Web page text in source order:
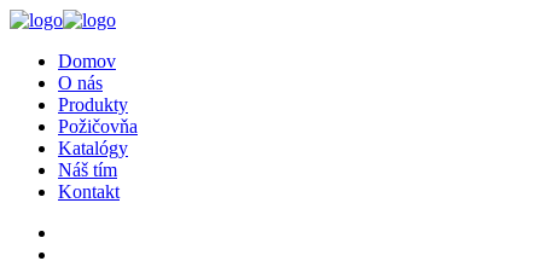
Domov
O nás
Produkty
Požičovňa
Katalógy
Náš tím
Kontakt